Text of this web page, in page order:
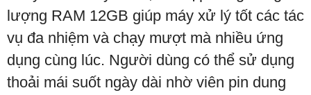
lượng RAM 12GB giúp máy xử lý tốt các tác
vụ đa nhiệm và chạy mượt mà nhiều ứng
dụng cùng lúc. Người dùng có thể sử dụng
thoải mái suốt ngày dài nhờ viên pin dung